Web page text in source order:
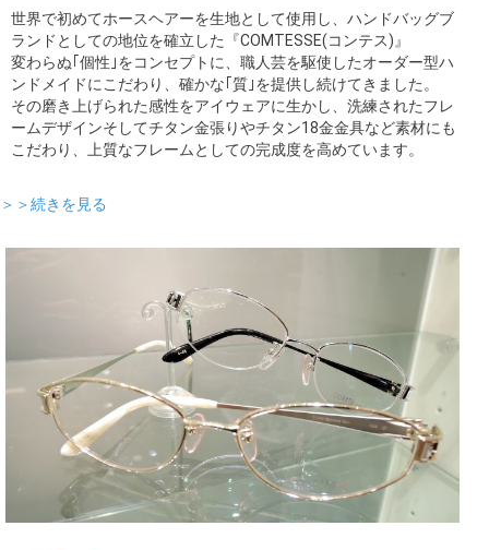
世界で初めてホースヘアーを生地として使用し、ハンドバッグブ
ランドとしての地位を確立した『COMTESSE(コンテス)』
変わらぬ｢個性｣をコンセプトに、職人芸を駆使したオーダー型ハ
ンドメイドにこだわり、確かな｢質｣を提供し続けてきました。
その磨き上げられた感性をアイウェアに生かし、洗練されたフレ
ームデザインそしてチタン金張りやチタン18金金具など素材にも
こだわり、上質なフレームとしての完成度を高めています。
＞＞続きを見る